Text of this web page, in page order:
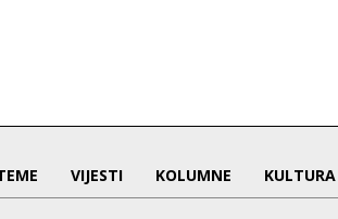
VIJESTI KOLUMNE KULTURA